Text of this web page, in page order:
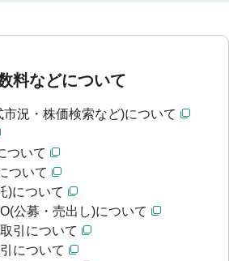
料などについて
況・株価検索など)について
ついて
ついて
)について
公募・売出し)について
引について
について